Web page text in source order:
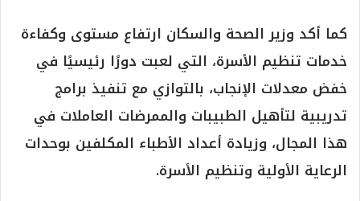
كما أكد وزير الصحة والسكان ارتفاع مستوى وكفاءة
خدمات تنظيم الأسرة، التي لعبت دورًا رئيسيًا في
خفض معدلات الإنجاب، بالتوازي مع تنفيذ برامج
تدريبية لتأهيل الطبيبات والممرضات العاملات في
هذا المجال، وزيادة أعداد الأطباء المكلفين بوحدات
الرعاية الأولية وتنظيم الأسرة.